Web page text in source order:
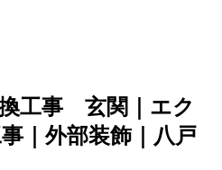
換工事 玄関｜エク
｜外部装飾｜八戸